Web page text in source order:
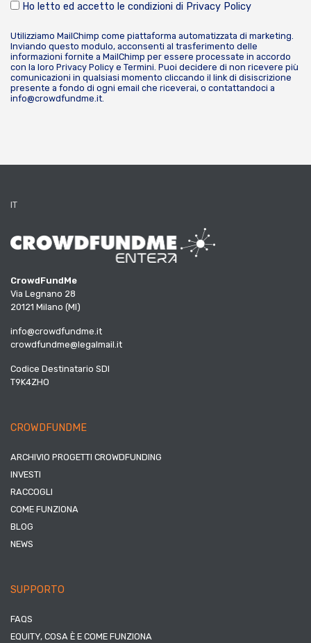
Ho letto ed accetto le condizioni di Privacy Policy
Utilizziamo MailChimp come piattaforma automatizzata di marketing.
Inviando questo modulo, acconsenti al trasferimento delle
informazioni fornite a MailChimp per essere processate in accordo
con la loro Privacy Policy e Termini. Puoi decidere di non ricevere più
comunicazioni in qualsiasi momento cliccando il link di disiscrizione
presente a fondo di ogni email che riceverai, o contattandoci a
info@crowdfundme.it.
IT
CrowdFundMe
Via Legnano 28
20121 Milano (MI)
info@crowdfundme.it
crowdfundme@legalmail.it
Codice Destinatario SDI
T9K4ZHO
CROWDFUNDME
ARCHIVIO PROGETTI CROWDFUNDING
INVESTI
RACCOGLI
COME FUNZIONA
BLOG
NEWS
SUPPORTO
FAQS
EQUITY, COSA È E COME FUNZIONA